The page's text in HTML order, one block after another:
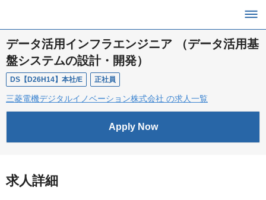
データ活用インフラエンジニア （データ活用基
盤システムの設計・開発）
DS【D26H14】本社/E 正社員
三菱電機デジタルイノベーション株式会社 の求人一覧
Apply Now
求人詳細